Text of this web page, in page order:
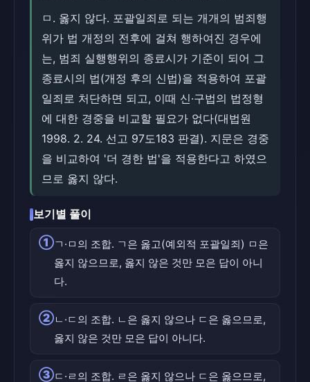
ㅁ. 옳지 않다. 포괄일죄로 되는 개개의 범죄행
위가 법 개정의 전후에 걸쳐 행하여진 경우에
는, 범죄 실행행위의 종료시가 기준이 되어 그
종료시의 법(개정 후의 신법)을 적용하여 포괄
일죄로 처단하면 되고, 이때 신·구법의 법정형
에 대한 경중을 비교할 필요가 없다(대법원
1998. 2. 24. 선고 97도183 판결). 지문은 경중
을 비교하여 '더 경한 법'을 적용한다고 하였으
므로 옳지 않다.
보기별 풀이
①ㄱ·ㅁ의 조합. ㄱ은 옳고(예외적 포괄일죄) ㅁ은
옳지 않으므로, 옳지 않은 것만 모은 답이 아니
다.
②ㄴ·ㄷ의 조합. ㄴ은 옳지 않으나 ㄷ은 옳으므로,
옳지 않은 것만 모은 답이 아니다.
③ㄷ·ㄹ의 조합. ㄹ은 옳지 않으나 ㄷ은 옳으므로,